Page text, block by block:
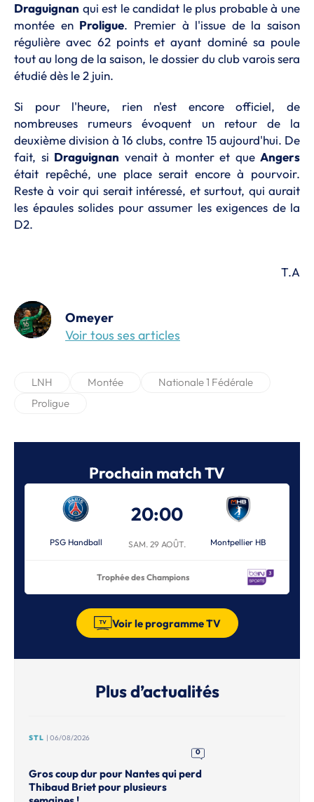
Draguignan qui est le candidat le plus probable à une
montée en Proligue. Premier à l'issue de la saison
régulière avec 62 points et ayant dominé sa poule
tout au long de la saison, le dossier du club varois sera
étudié dès le 2 juin.
Si pour l'heure, rien n'est encore officiel, de
nombreuses rumeurs évoquent un retour de la
deuxième division à 16 clubs, contre 15 aujourd'hui. De
fait, si Draguignan venait à monter et que Angers
était repêché, une place serait encore à pourvoir.
Reste à voir qui serait intéressé, et surtout, qui aurait
les épaules solides pour assumer les exigences de la
D2.
T.A
Omeyer
Voir tous ses articles
LNH Montée
Nationale 1 Fédérale
Proligue
Prochain match TV
PSG Handball
20:00
SAM. 29 AOÛT. Montpellier HB
Trophée des Champions
Voir le programme TV
Plus d’actualités
STL | 06/08/2026
0
Gros coup dur pour Nantes qui perd
Thibaud Briet pour plusieurs